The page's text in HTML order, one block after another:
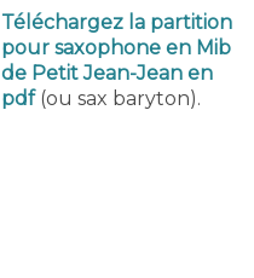
Téléchargez la partition
pour saxophone en Mib
de Petit Jean-Jean en
pdf(ou sax baryton).